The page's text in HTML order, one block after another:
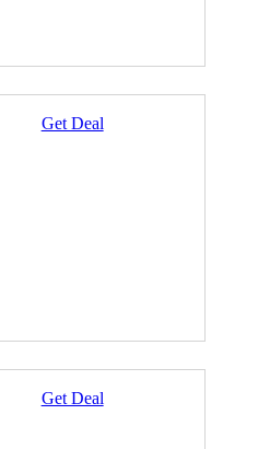
Get Deal
Get Deal